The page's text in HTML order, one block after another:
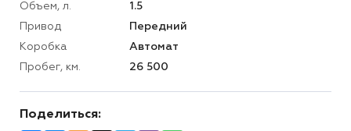
Объем, л.
1.5
Привод
Передний
Коробка
Автомат
Пробег, км.
26 500
Поделиться: